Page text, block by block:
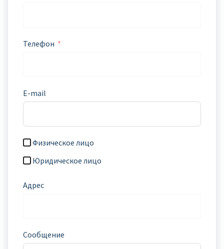
Телефон
E-mail
Физическое лицо
Юридическое лицо
Адрес
Сообщение